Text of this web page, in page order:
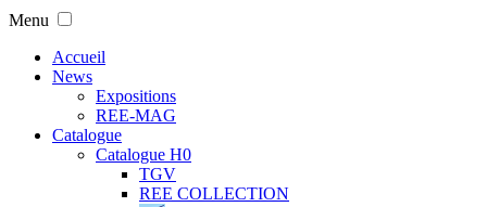
Menu
Accueil
News
Expositions
REE-MAG
Catalogue
Catalogue H0
TGV
REE COLLECTION